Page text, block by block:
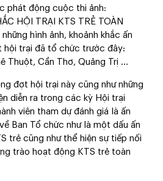
phát động cuộc thi ảnh:
HỘI TRẠI KTS TRẺ TOÀN
hình ảnh, khoảnh khắc ấn
hội trại đã tổ chức trước đây:
Thuột, Cần Thơ, Quảng Trị …
đợt hội trại này cũng như những
diễn ra trong các kỳ Hội trại
viên tham dự đánh giá là ấn
Ban Tổ chức như là một dấu ấn
trẻ cũng như thể hiện sự tiếp nối
trào hoạt động KTS trẻ toàn